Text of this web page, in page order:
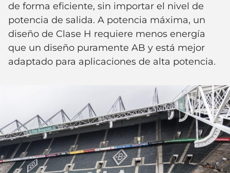
de forma eficiente, sin importar el nivel de
potencia de salida. A potencia máxima, un
diseño de Clase H requiere menos energía
que un diseño puramente AB y está mejor
adaptado para aplicaciones de alta potencia.